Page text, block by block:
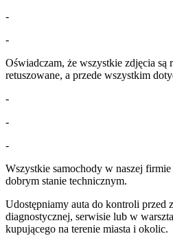
-
-
Oświadczam, że wszystkie zdjęcia są
retuszowane, a przede wszystkim
-
-
-
Wszystkie samochody w naszej
dobrym stanie technicznym.
Udostępniamy auta do kontroli przed
diagnostycznej, serwisie lub w
kupującego na terenie miasta i okolic.